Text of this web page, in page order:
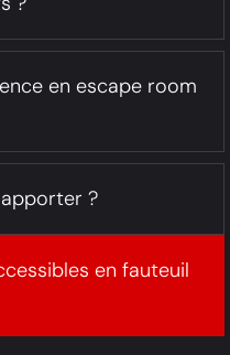
en escape room
?
en fauteuil